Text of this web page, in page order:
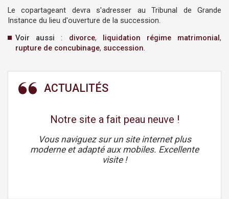
Le copartageant devra s'adresser au Tribunal de Grande
Instance du lieu d'ouverture de la succession.
Voir aussi : divorce, liquidation régime matrimonial,
rupture de concubinage, succession.
Notre site a fait peau neuve !
Vous naviguez sur un site internet plus
moderne et adapté aux mobiles. Excellente
visite !